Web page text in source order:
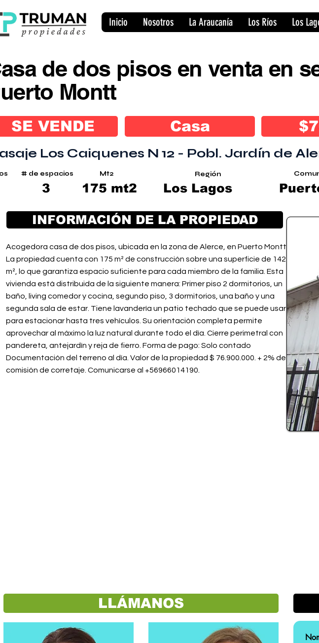
Inicio Nosotros La Araucanía Los Ríos Los
de dos pisos en venta en
Montt
SE VENDE Casa
Los Caiquenes N 12 - Pobl. Jardín de
# de espacios Mt2
3 175 mt2
Región
Los Lagos
INFORMACIÓN DE LA PROPIEDAD
Acogedora casa de dos pisos, ubicada en la zona de Alerce, en Puerto Montt.
La propiedad cuenta con 175 m² de construcción sobre una superficie de 142
m², lo que garantiza espacio suficiente para cada miembro de la familia. Esta
vivienda está distribuida de la siguiente manera: Primer piso 2 dormitorios, un
baño, living comedor y cocina, segundo piso, 3 dormitorios, una baño y una
segunda sala de estar. Tiene lavandería un patio techado que se puede usar
para estacionar hasta tres vehículos. Su orientación completa permite
aprovechar al máximo la luz natural durante todo el día. Cierre perimetral con
pandereta, antejardín y reja de fierro. Forma de pago: Solo contado
Documentación del terreno al día. Valor de la propiedad $ 76.900.000. + 2% de
comisión de corretaje. Comunicarse al +56966014190.
LLÁMANOS